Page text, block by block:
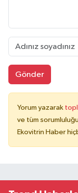
Gönder
Yorum yazarak
ve tüm
Ekovitrin Haber